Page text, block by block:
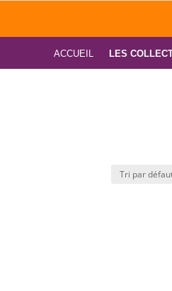
ACCUEIL LES